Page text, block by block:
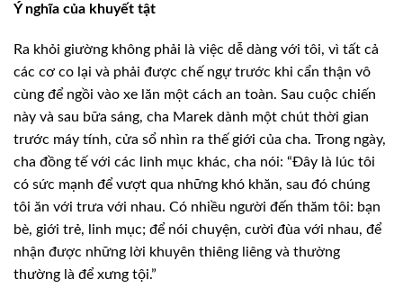
Ý nghĩa của khuyết tật
Ra khỏi giường không phải là việc dễ dàng với tôi, vì tất cả
các cơ co lại và phải được chế ngự trước khi cẩn thận vô
cùng để ngồi vào xe lăn một cách an toàn. Sau cuộc chiến
này và sau bữa sáng, cha Marek dành một chút thời gian
trước máy tính, cửa sổ nhìn ra thế giới của cha. Trong ngày,
cha đồng tế với các linh mục khác, cha nói: “Đây là lúc tôi
có sức mạnh để vượt qua những khó khăn, sau đó chúng
tôi ăn với trưa với nhau. Có nhiều người đến thăm tôi: bạn
bè, giới trẻ, linh mục; để nói chuyện, cười đùa với nhau, để
nhận được những lời khuyên thiêng liêng và thường
thường là để xưng tội.”